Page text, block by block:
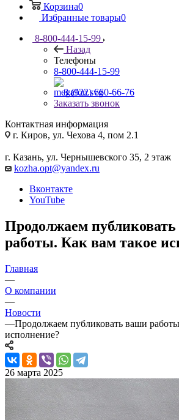
Корзина0
Избранные товары0
8-800-444-15-99
Назад
Телефоны
8-800-444-15-99
8 (922) 660-66-76
Заказать звонок
Контактная информация
г. Киров, ул. Чехова 4, пом 2.1
г. Казань, ул. Чернышевского 35, 2 этаж
kozha.opt@yandex.ru
Вконтакте
YouTube
Продолжаем
работы. Как вам такое
Главная
—
О компании
—
Новости
—Продолжаем публиковать ваши
исполнение?
26 марта 2025